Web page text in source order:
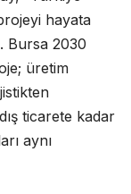
hayata
Bursa 2030
üretim
ticarete kadar
aynı